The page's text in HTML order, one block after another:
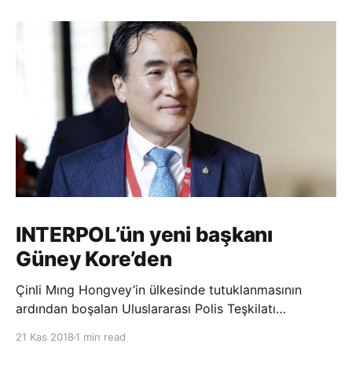
INTERPOL’ün yeni başkanı
Güney Kore’den
Çinli Mıng Hongvey’in ülkesinde tutuklanmasının
ardından boşalan Uluslararası Polis Teşkilatı
21 Kas 2018 1 min read